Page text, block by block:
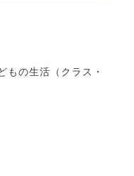
もの生活（クラス・